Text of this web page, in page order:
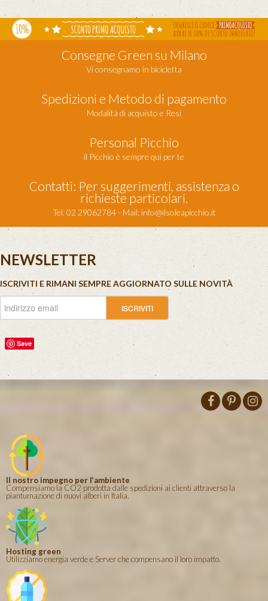
Consegne Green su Milano
Vi consegnamo in bicicletta
Spedizioni e Metodo di pagamento
Modalità di acquisto e Resi
Personal Picchio
il Picchio è sempre qui per te
Contatti: Per suggerimenti, assistenza o
richieste particolari.
Tel. 02 29062784 - Mail: info@ilsoleapicchio.it
NEWSLETTER
ISCRIVITI E RIMANI SEMPRE AGGIORNATO SULLE NOVITÀ
Save
Il nostro impegno per l’ambiente
Compensiamo la CO2 prodotta dalle spedizioni ai clienti attraverso la
piantumazione di nuovi alberi in Italia.
Hosting green
Utilizziamo energia verde e Server che compensano il loro impatto.